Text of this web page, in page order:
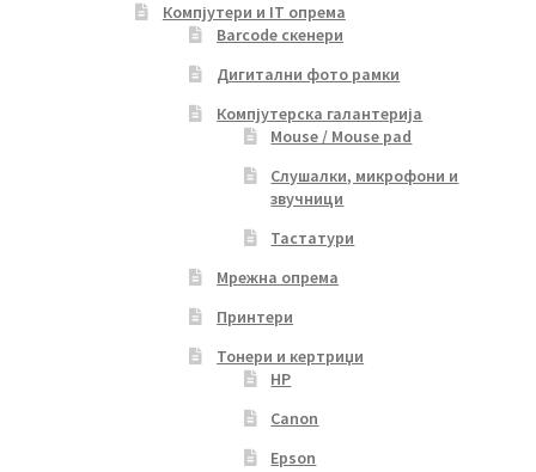
Компјутери и IT опрема
Barcode скенери
Дигитални фото рамки
Компјутерска галантерија
Mouse / Mouse pad
Слушалки, микрофони и
звучници
Тастатури
Мрежна опрема
Принтери
Тонери и кертриџи
HP
Canon
Epson